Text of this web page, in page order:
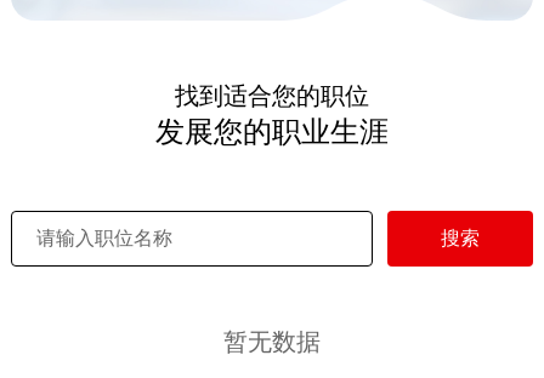
找到适合您的职位
发展您的职业生涯
搜索
暂无数据